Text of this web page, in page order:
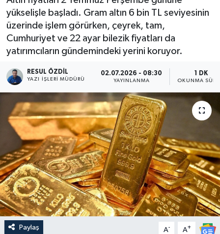
yükselişle başladı. Gram altın 6 bin TL seviyesinin
üzerinde işlem görürken, çeyrek, tam,
Cumhuriyet ve 22 ayar bilezik fiyatları da
yatırımcıların gündemindeki yerini koruyor.
RESUL ÖZDIL
YAZI İŞLERI MÜDÜRÜ
02.07.2026 - 08:30
YAYINLANMA
1 DK
OKUNMA
Paylaş A- A+